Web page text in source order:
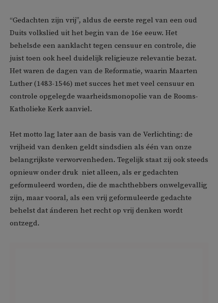
“Gedachten zijn vrij”, aldus de eerste regel van een oud
Duits volkslied uit het begin van de 16e eeuw. Het
behelsde een aanklacht tegen censuur en controle, die
juist toen ook heel duidelijk religieuze relevantie bezat.
Het waren de dagen van de Reformatie, waarin Maarten
Luther (1483-1546) met succes het met veel censuur en
controle opgelegde waarheidsmonopolie van de Rooms-
Katholieke Kerk aanviel.
Het motto lag later aan de basis van de Verlichting: de
vrijheid van denken geldt sindsdien als één van onze
belangrijkste verworvenheden. Tegelijk staat zij ook steeds
opnieuw onder druk  niet alleen, als er gedachten
geformuleerd worden, die de machthebbers onwelgevallig
zijn, maar vooral, als een vrij geformuleerde gedachte
behelst dat ánderen het recht op vrij denken wordt
ontzegd.